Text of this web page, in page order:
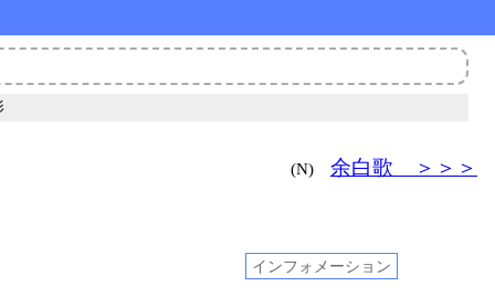
(N) 余白歌 ＞＞＞
インフォメーション